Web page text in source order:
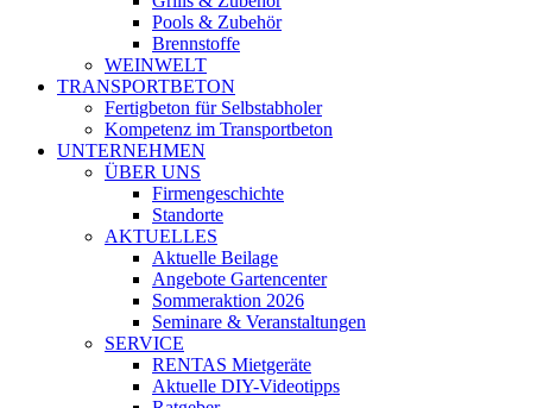
Pools & Zubehör
Brennstoffe
WEINWELT
TRANSPORTBETON
Fertigbeton für Selbstabholer
Kompetenz im Transportbeton
UNTERNEHMEN
ÜBER UNS
Firmengeschichte
Standorte
AKTUELLES
Aktuelle Beilage
Angebote Gartencenter
Sommeraktion 2026
Seminare & Veranstaltungen
SERVICE
RENTAS Mietgeräte
Aktuelle DIY-Videotipps